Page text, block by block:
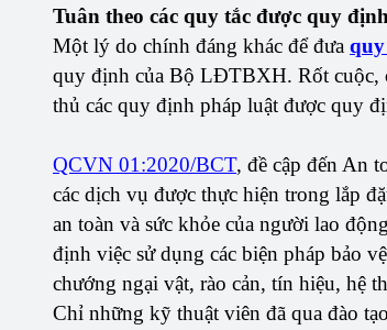
Tuân theo các quy tắc được quy
Một lý do chính đáng khác để đưa
quy định của Bộ LĐTBXH. Rốt cuộc,
thủ các quy định pháp luật được quy
QCVN 01:2020/BCT, đề cập đến An
các dịch vụ được thực hiện trong lắp
an toàn và sức khỏe của người lao
định việc sử dụng các biện pháp bảo
chướng ngại vật, rào cản, tín hiệu, hệ
Chỉ những kỹ thuật viên đã qua đào